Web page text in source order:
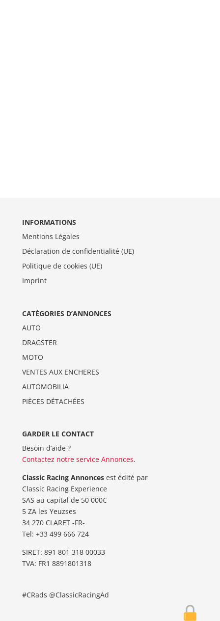
INFORMATIONS
Mentions Légales
Déclaration de confidentialité (UE)
Politique de cookies (UE)
Imprint
CATÉGORIES D’ANNONCES
AUTO
DRAGSTER
MOTO
VENTES AUX ENCHERES
AUTOMOBILIA
PIÈCES DÉTACHÉES
GARDER LE CONTACT
Besoin d’aide ?
Contactez notre service Annonces.
Classic Racing Annoncesest édité par
Classic Racing Experience
SAS au capital de 50 000€
5 ZA les Yeuzses
34 270 CLARET -FR-
Tel: ‭+33 499 666 724‬
SIRET: 891 801 318 00033
TVA: FR1 8891801318
#CRads @ClassicRacingAd